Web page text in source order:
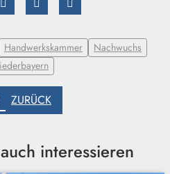
Handwerkskammer
Nachwuchs
ZURÜCK
interessieren